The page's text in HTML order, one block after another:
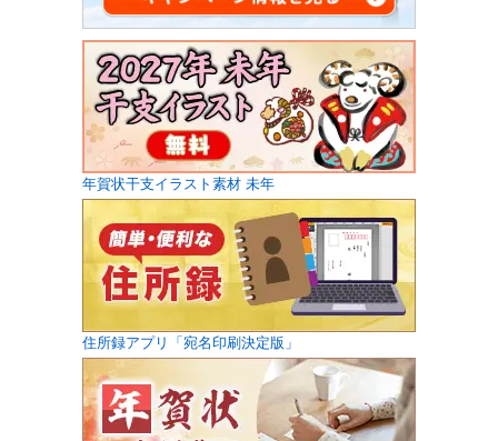
年賀状干支イラスト素材 未年
住所録アプリ「宛名印刷決定版」